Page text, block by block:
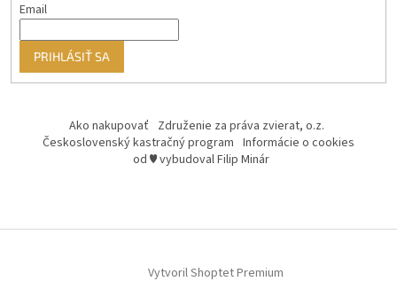
Email
PRIHLÁSIŤ SA
Ako nakupovať Združenie za práva zvierat, o.z.
Československý kastračný program Informácie o cookies
od ♥ vybudoval Filip Minár
Vytvoril Shoptet Premium